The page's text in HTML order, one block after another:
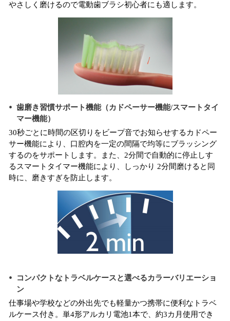
やさしく磨けるので電動歯ブラシ初心者にも適します。
歯磨き習慣サポート機能（カドペーサー機能/スマートタイ
マー機能）
30秒ごとに時間の区切りをビープ音でお知らせするカドペー
サー機能により、口腔内を一定の間隔で均等にブラッシング
するのをサポートします。また、2分間で自動的に停止しす
るスマートタイマー機能により、しっかり 2分間磨けると同
時に、磨きすぎを防止します。
コンパクトなトラベルケースと選べるカラーバリエーショ
ン
仕事場や学校などの外出先でも軽量かつ携帯に便利なトラベ
ルケース付き。単4形アルカリ電池1本で、約3カ月使用でき